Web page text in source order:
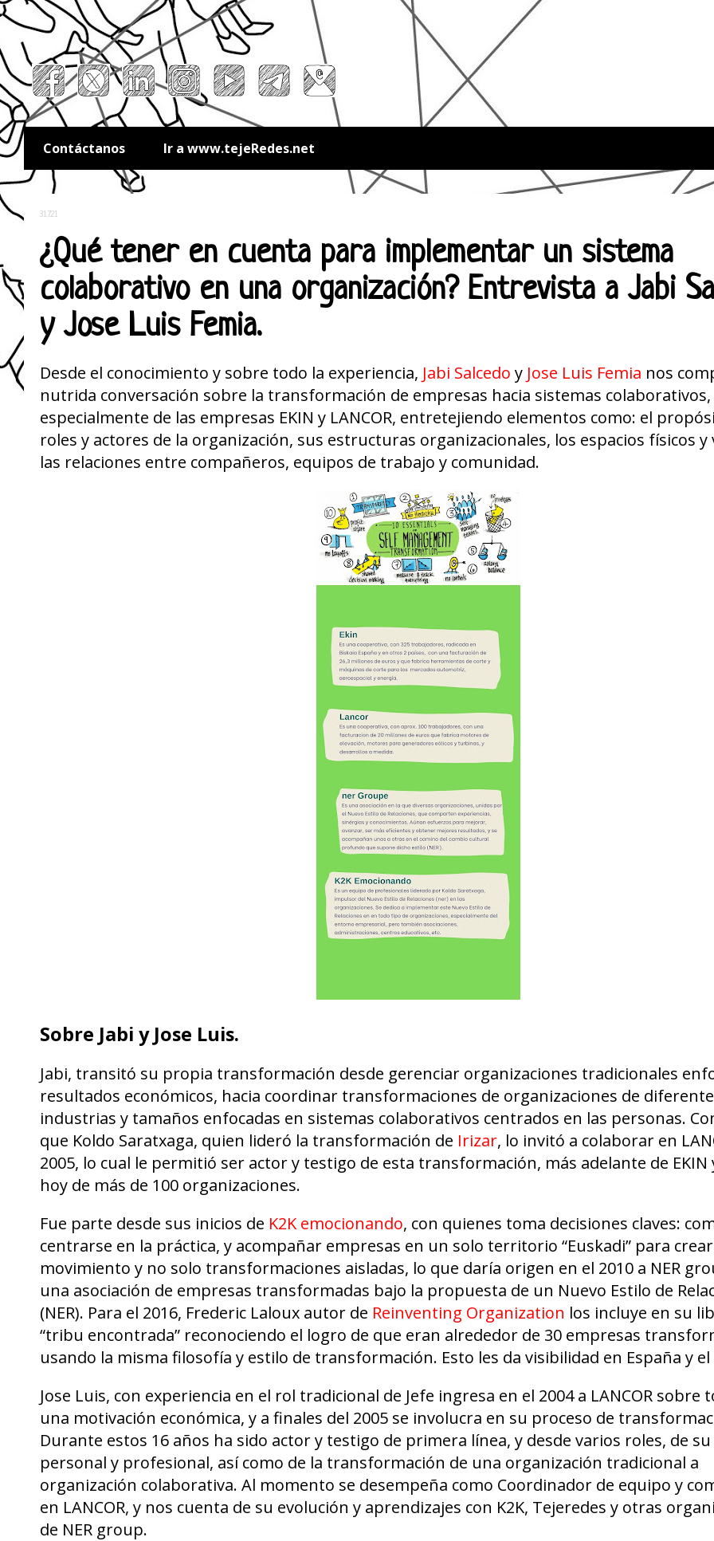
Contáctanos Ir a www.tejeRedes.net
31.7.21
¿Qué tener en cuenta para implementar un sistema
colaborativo en una organización? Entrevista a Jabi
y Jose Luis Femia.
Desde el conocimiento y sobre todo la experiencia, Jabi Salcedo y Jose Luis Femia nos
nutrida conversación sobre la transformación de empresas hacia sistemas colaborativos,
especialmente de las empresas EKIN y LANCOR, entretejiendo elementos como: el
roles y actores de la organización, sus estructuras organizacionales, los espacios físicos y
las relaciones entre compañeros, equipos de trabajo y comunidad.
Sobre Jabi y Jose Luis.
Jabi, transitó su propia transformación desde gerenciar organizaciones tradicionales
resultados económicos, hacia coordinar transformaciones de organizaciones de
industrias y tamaños enfocadas en sistemas colaborativos centrados en las personas.
que Koldo Saratxaga, quien lideró la transformación de Irizar, lo invitó a colaborar en
2005, lo cual le permitió ser actor y testigo de esta transformación, más adelante de EKIN
hoy de más de 100 organizaciones.
Fue parte desde sus inicios de K2K emocionando, con quienes toma decisiones claves:
centrarse en la práctica, y acompañar empresas en un solo territorio “Euskadi” para
movimiento y no solo transformaciones aisladas, lo que daría origen en el 2010 a NER
una asociación de empresas transformadas bajo la propuesta de un Nuevo Estilo de
(NER). Para el 2016, Frederic Laloux autor de Reinventing Organization los incluye en su
“tribu encontrada” reconociendo el logro de que eran alrededor de 30 empresas
usando la misma filosofía y estilo de transformación. Esto les da visibilidad en España y
Jose Luis, con experiencia en el rol tradicional de Jefe ingresa en el 2004 a LANCOR sobre
una motivación económica, y a finales del 2005 se involucra en su proceso de
Durante estos 16 años ha sido actor y testigo de primera línea, y desde varios roles, de
personal y profesional, así como de la transformación de una organización tradicional a
organización colaborativa. Al momento se desempeña como Coordinador de equipo y
en LANCOR, y nos cuenta de su evolución y aprendizajes con K2K, Tejeredes y otras
de NER group.